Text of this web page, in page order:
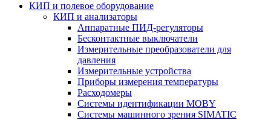
КИП и полевое оборудование
КИП и анализаторы
Аппаратные ПИД-регуляторы
Бесконтактные выключатели
Измерительные преобразователи для
давления
Измерительные устройства
Приборы измерения температуры
Расходомеры
Системы идентификации MOBY
Системы машинного зрения SIMATIC